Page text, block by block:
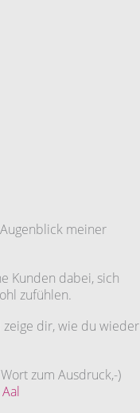
meiner
Kunden dabei, sich
zufühlen.
dir, wie du wieder
zum Ausdruck,-)